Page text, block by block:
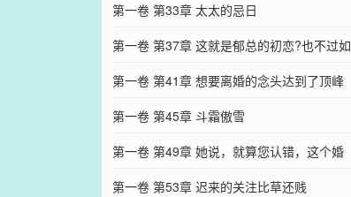
第一卷 第33章 太太的忌日
第一卷 第37章 这就是郁总的初恋?也不过如
此而已嘛
第一卷 第41章 想要离婚的念头达到了顶峰
第一卷 第45章 斗霜傲雪
第一卷 第49章 她说，就算您认错，这个婚
也要离
第一卷 第53章 迟来的关注比草还贱